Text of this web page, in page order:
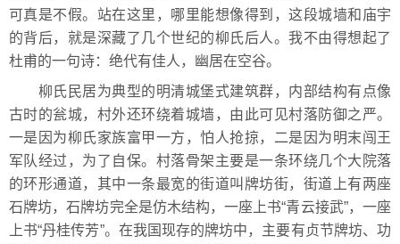
可真是不假。站在这里，哪里能想像得到，这段城墙和庙宇
的背后，就是深藏了几个世纪的柳氏后人。我不由得想起了
杜甫的一句诗：绝代有佳人，幽居在空谷。
柳氏民居为典型的明清城堡式建筑群，内部结构有点像
古时的瓮城，村外还环绕着城墙，由此可见村落防御之严。
一是因为柳氏家族富甲一方，怕人抢掠，二是因为明末闯王
军队经过，为了自保。村落骨架主要是一条环绕几个大院落
的环形通道，其中一条最宽的街道叫牌坊街，街道上有两座
石牌坊，石牌坊完全是仿木结构，一座上书“青云接武”，一座
上书“丹桂传芳”。在我国现存的牌坊中，主要有贞节牌坊、功